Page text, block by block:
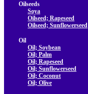
Oilseeds
Soya
Oilseed; Rapeseed
Oilseed; Sunflowerseed
Oil
Oil; Soybean
Oil; Palm
Oil; Rapeseed
Oil; Sunflowerseed
Oil; Coconut
Oil; Olive